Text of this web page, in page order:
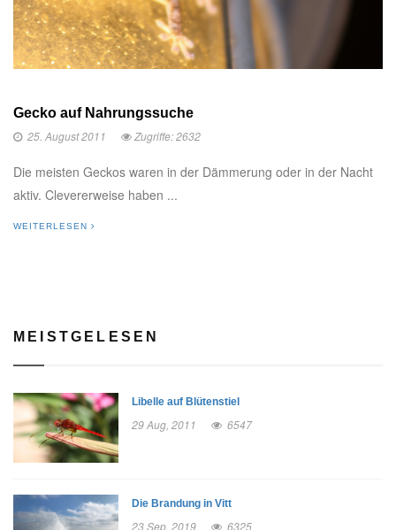
Gecko auf Nahrungssuche
25. August 2011
Zugriffe: 2632
Die meisten Geckos waren in der Dämmerung oder in der Nacht
aktiv. Clevererweise haben ...
WEITERLESEN
MEISTGELESEN
Libelle auf Blütenstiel
29 Aug, 2011 6547
Die Brandung in Vitt
23 Sep, 2019 6325